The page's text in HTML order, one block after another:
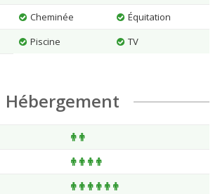
Cheminée
Équitation
Piscine
TV
Hébergement